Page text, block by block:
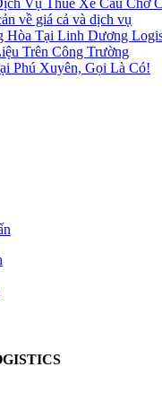
Vụ Thuê Xe Cẩu Chở
về giá cả và dịch vụ
Hòa Tại Linh Dương
Trên Công Trường
Phú Xuyên, Gọi Là Có!